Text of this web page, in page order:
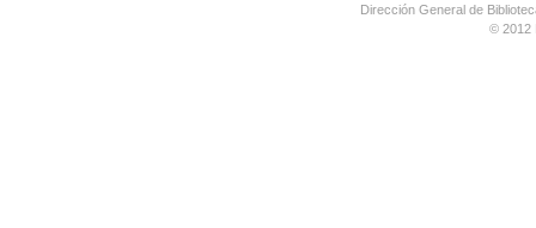
Dirección General de
© 2012